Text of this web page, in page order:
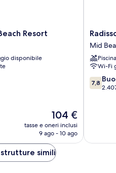
Resort
disponibile
Il
prezzo
attuale
104 €
104 €
tasse e oneri inclusi
9 ago - 10 ago
Resort
Miami
Beach
Mid
Beach
Mid
Piscina
Wi-Fi
7.8
su
7,8
simili